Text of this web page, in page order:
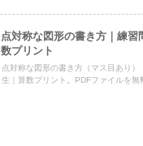
点対称な図形の書き方｜練習
数プリント
点対称な図形の書き方（マス目あり
生｜算数プリント。PDFファイルを無